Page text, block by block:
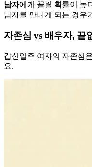
남자에게 끌릴 확률이 높
남자를 만나게 되는 경우
자존심 vs 배우자, 끝
갑신일주 여자의 자존심
요.